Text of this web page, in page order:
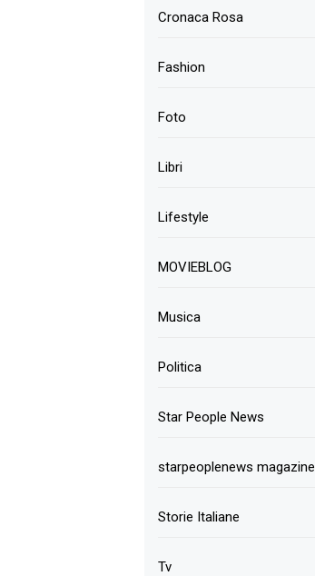
Cronaca Rosa
Fashion
Foto
Libri
Lifestyle
MOVIEBLOG
Musica
Politica
Star People News
starpeoplenews magazine
Storie Italiane
Tv